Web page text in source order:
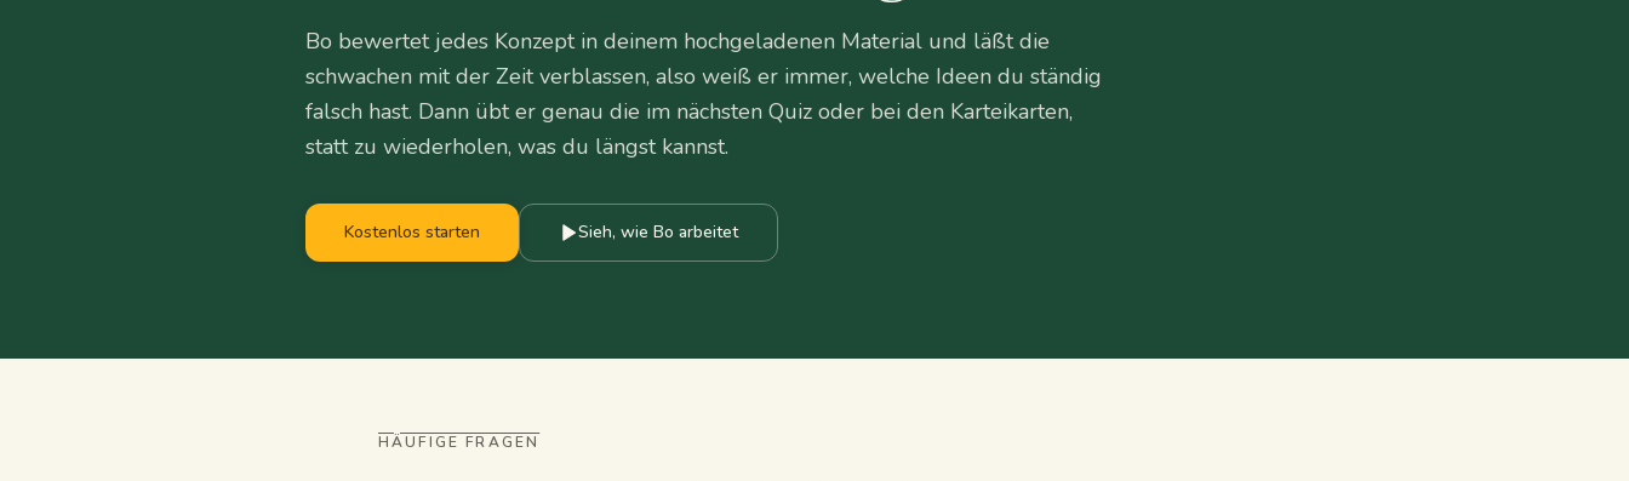
Bo bewertet jedes Konzept in deinem hochgeladenen Material und läßt die
schwachen mit der Zeit verblassen, also weiß er immer, welche Ideen du ständig
falsch hast. Dann übt er genau die im nächsten Quiz oder bei den Karteikarten,
statt zu wiederholen, was du längst kannst.
Kostenlos starten Sieh, wie Bo arbeitet
HÄUFIGE FRAGEN